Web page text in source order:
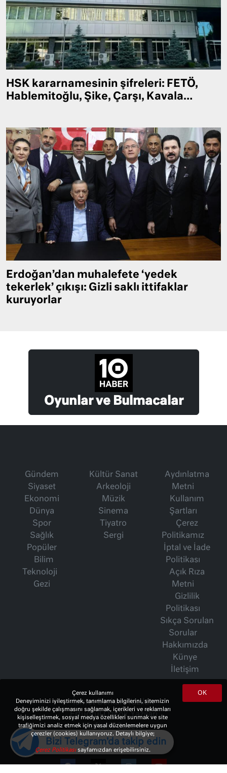
HSK kararnamesinin şifreleri: FETÖ,
Hablemitoğlu, Şike, Çarşı, Kavala…
Erdoğan’dan muhalefete ‘yedek
tekerlek’ çıkışı: Gizli saklı ittifaklar
kuruyorlar
Oyunlar ve Bulmacalar
Gündem
Siyaset
Ekonomi
Dünya
Spor
Sağlık
Popüler
Bilim
Teknoloji
Gezi
Kültür Sanat
Arkeoloji
Müzik
Sinema
Tiyatro
Sergi
Aydınlatma
Metni
Kullanım
Şartları
Çerez
Politikamız
İptal ve İade
Politikası
Açık Rıza
Metni
Gizlilik
Politikası
Sıkça Sorulan
Sorular
Hakkımızda
Künye
İletişim
İsmet Berkan Yazıları
Ertuğrul Özkök Yazıları
Haftalık Gazete
OK
Çerez kullanımı
Deneyiminizi iyileştirmek, tanımlama bilgilerini, sitemizin
doğru şekilde çalışmasını sağlamak, içerikleri ve reklamları
kişiselleştirmek, sosyal medya özellikleri sunmak ve site
trafiğimizi analiz etmek için yasal düzenlemelere uygun
çerezler (cookies) kullanıyoruz. Detaylı bilgiye;
Çerez Politikasısayfamızdan erişebilirsiniz.
Bizi Telegram'da takip edin